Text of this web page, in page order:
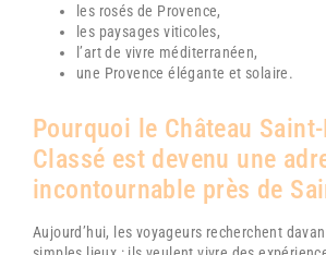
les rosés de Provence,
les paysages viticoles,
l’art de vivre méditerranéen,
une Provence élégante et solaire.
Pourquoi le Château
Classé est devenu une
incontournable près de
Aujourd’hui, les voyageurs recherchent